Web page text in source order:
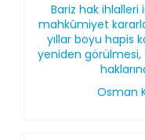
Bariz hak
mahkûmiyet
yıllar boyu hapis
yeniden
Osman